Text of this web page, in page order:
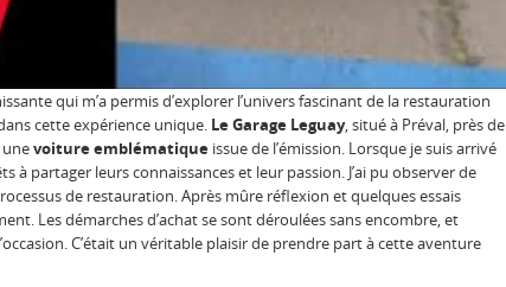
qui m’a permis d’explorer l’univers fascinant de la restauration
cette expérience unique. Le Garage Leguay, situé à Préval, près de
voiture emblématique issue de l’émission. Lorsque je suis arrivé
partager leurs connaissances et leur passion. J’ai pu observer de
de restauration. Après mûre réflexion et quelques essais
Les démarches d’achat se sont déroulées sans encombre, et
C’était un véritable plaisir de prendre part à cette aventure